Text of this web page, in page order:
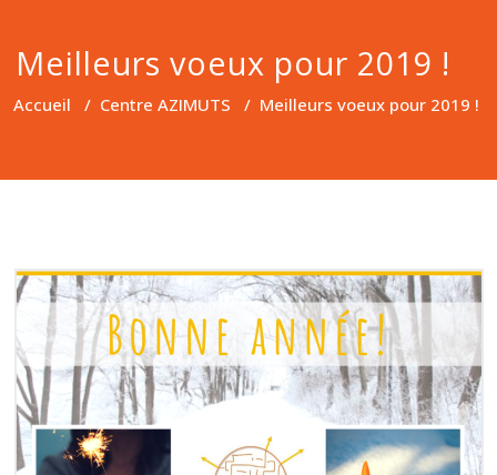
Meilleurs voeux pour 2019 !
Accueil / Centre AZIMUTS / Meilleurs voeux pour 2019 !